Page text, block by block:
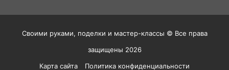
Своими руками, поделки и мастер-классы © Все права
защищены 2026
Карта сайта
Политика конфиденциальности